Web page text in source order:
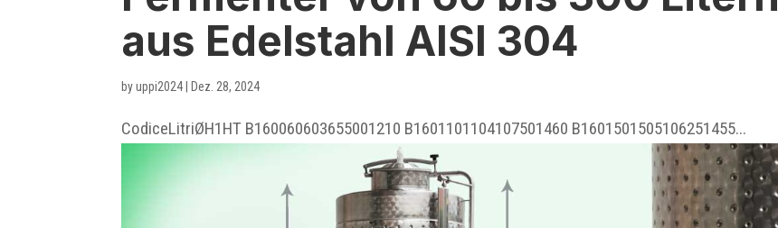
aus Edelstahl AISI 304
byuppi2024 Dez. 28, 2024
CodiceLitriØH1HT B160060603655001210 B1601101104107501460 B1601501505106251455...